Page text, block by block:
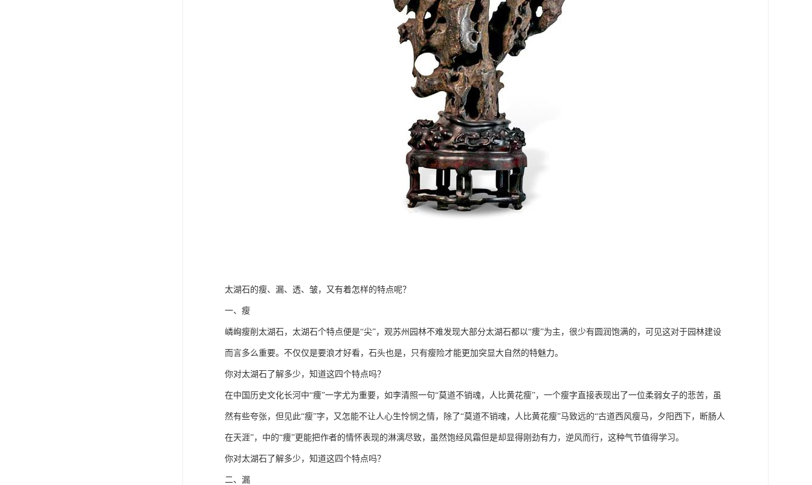
太湖石的瘦、漏、透、皱，又有着怎样的特点呢？
一、瘦
嶙峋瘦削太湖石，太湖石个特点便是“尖”，观苏州园林不难发现大部分太湖石都以“痩”为主，很少有圆润饱满的，可见这对于园林建设
而言多么重要。不仅仅是要浪才好看，石头也是，只有瘦险才能更加突显大自然的特魅力。
你对太湖石了解多少，知道这四个特点吗？
在中国历史文化长河中“痩”一字尤为重要，如李清照一句“莫道不销魂，人比黄花瘦”，一个瘦字直接表现出了一位柔弱女子的悲苦，虽
然有些夸张，但见此“瘦”字，又怎能不让人心生怜悯之情，除了“莫道不销魂，人比黄花瘦”马致远的“古道西风瘦马，夕阳西下，断肠人
在天涯”，中的“痩”更能把作者的情怀表现的淋漓尽致，虽然饱经风霜但是却显得刚劲有力，逆风而行，这种气节值得学习。
你对太湖石了解多少，知道这四个特点吗？
二、漏